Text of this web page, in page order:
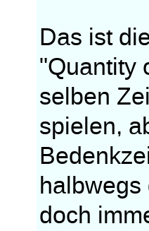
Das ist
"Quantity
selben
spielen,
doch